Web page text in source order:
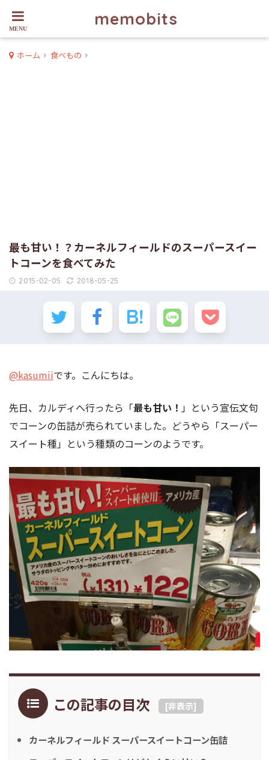
memobits
ホーム 食べもの
最も甘い！？カーネルフィールドのスーパースイー
トコーンを食べてみた
2015-02-05 2018-05-25
@kasumiiです。こんにちは。
先日、カルディへ行ったら「最も甘い！ 」という宣伝文句
でコーンの缶詰が売られていました。どうやら「スーパー
スイート種」という種類のコーンのようです。
この記事の目次 [非表示]
カーネルフィールド スーパースイートコーン缶詰